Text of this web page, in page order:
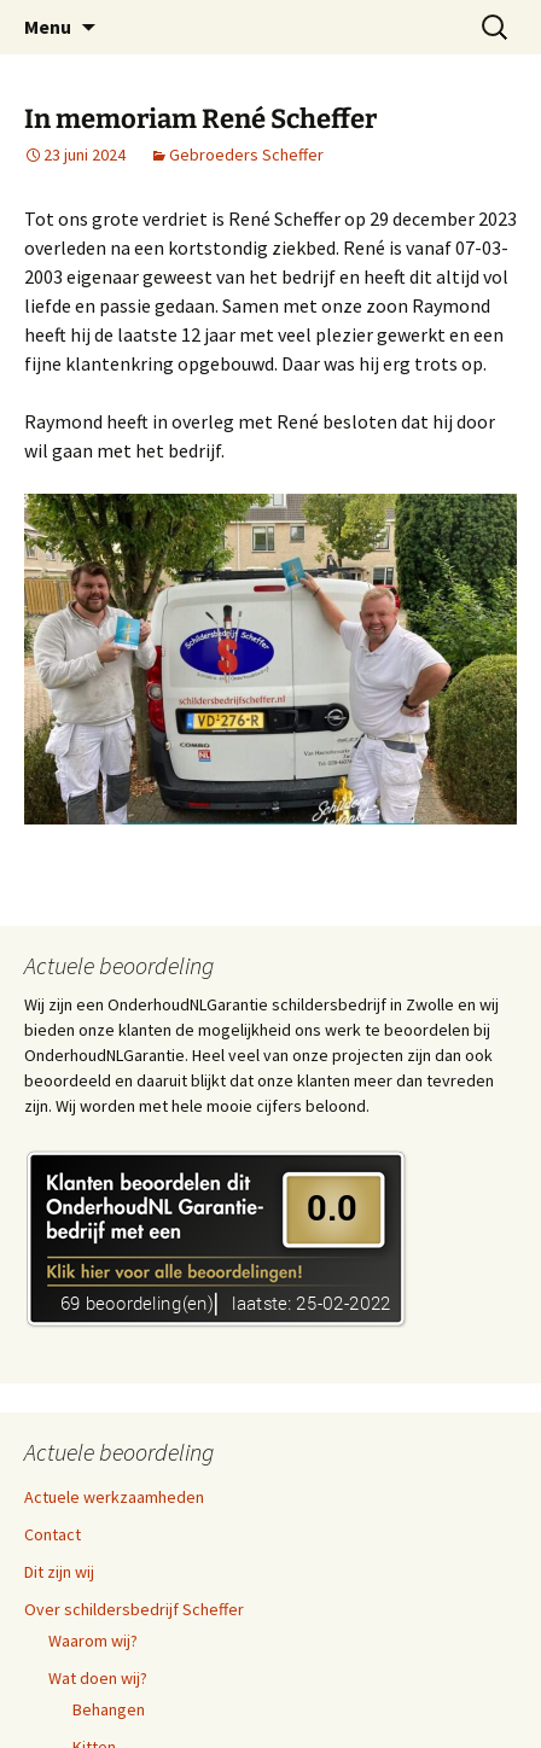
Schildersbedrijf Scheffer
Zwolle Schilders- en
Onderhoudsbedrijf
Schildersvakwerk voor een goede prijs
Menu
Zoeken
naar:
In memoriam René Scheffer
23 juni 2024 Gebroeders Scheffer
Tot ons grote verdriet is René Scheffer op 29 december 2023
overleden na een kortstondig ziekbed. René is vanaf 07-03-
2003 eigenaar geweest van het bedrijf en heeft dit altijd vol
liefde en passie gedaan. Samen met onze zoon Raymond
heeft hij de laatste 12 jaar met veel plezier gewerkt en een
fijne klantenkring opgebouwd. Daar was hij erg trots op.
Raymond heeft in overleg met René besloten dat hij door
wil gaan met het bedrijf.
Actuele beoordeling
Wij zijn een OnderhoudNLGarantie schildersbedrijf in Zwolle en wij
bieden onze klanten de mogelijkheid ons werk te beoordelen bij
OnderhoudNLGarantie. Heel veel van onze projecten zijn dan ook
beoordeeld en daaruit blijkt dat onze klanten meer dan tevreden
zijn. Wij worden met hele mooie cijfers beloond.
Actuele beoordeling
Actuele werkzaamheden
Contact
Dit zijn wij
Over schildersbedrijf Scheffer
Waarom wij?
Wat doen wij?
Behangen